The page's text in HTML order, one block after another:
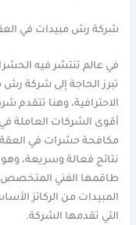
شركة رش مبيدات في
في عالم تنتشر فيه
تبرز الحاجة إلى شركة
الاحترافية، وهنا
أقوى الشركات العاملة
مكافحة حشرات في
نتائج فعالة وسريعة،
طاقمها الفني المتخصص
المبيدات من الركائز
التي تقدمها الشركة.